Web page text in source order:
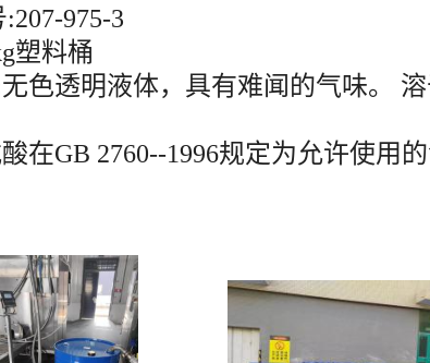
975-3
塑料桶
色透明液体，具有难闻的气味。 溶
在GB 2760--1996规定为允许使用